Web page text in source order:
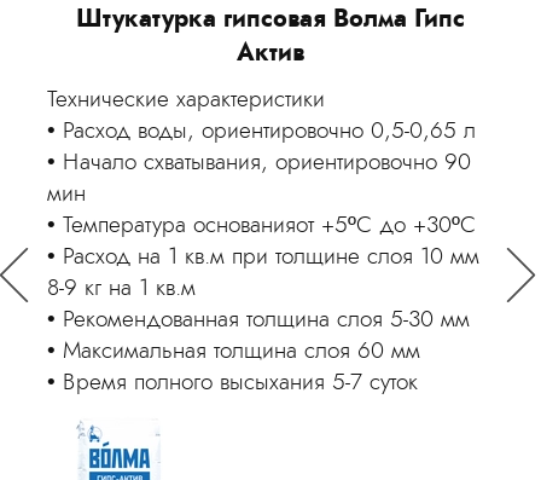
Гипс
0,5-0,65 л
90
до +30ºС
слоя 10 мм
5-30 мм
мм
Штукатурка цементная МН
Технические характеристики :
Производитель Kreisel
Тип поставки мешок
Рекомендованная толщина слоя, мм
мм
Максимальная толщина слоя, 50 мм
Открытое время раствора 120 мин
Фасовка, 30 кг
Цвет серый